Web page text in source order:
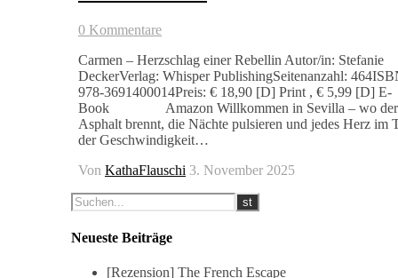
0 Kommentare
Carmen – Herzschlag einer Rebellin Autor/in: Stefanie
DeckerVerlag: Whisper PublishingSeitenanzahl:
978-3691400014Preis: € 18,90 [D] Print , € 5,99 [D] E-
Book Amazon Willkommen in Sevilla – wo der
Asphalt brennt, die Nächte pulsieren und jedes Herz im
der Geschwindigkeit…
Von KathaFlauschi 3. November 2025
Neueste Beiträge
[Rezension] The French Escape